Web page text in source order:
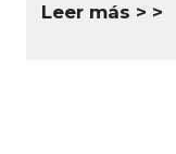
Leer más >